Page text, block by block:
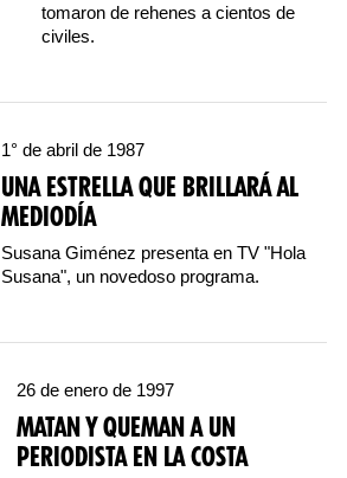
tomaron de rehenes a cientos de
civiles.
1° de abril de 1987
UNA ESTRELLA QUE BRILLARÁ AL
MEDIODÍA
Susana Giménez presenta en TV "Hola
Susana", un novedoso programa.
26 de enero de 1997
MATAN Y QUEMAN A UN
PERIODISTA EN LA COSTA